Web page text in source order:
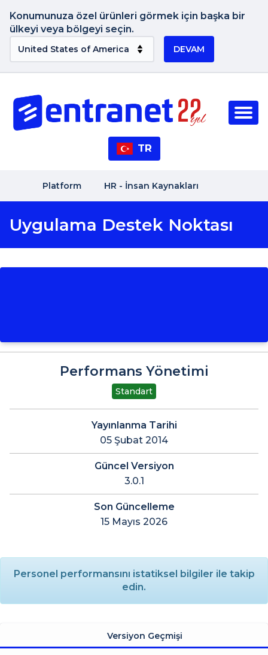
Konumunuza özel ürünleri görmek için başka bir
ülkeyi veya bölgeyi seçin.
DEVAM
TR
Platform HR - İnsan Kaynakları
Uygulama Destek Noktası
Performans Yönetimi
Standart
Yayınlanma Tarihi
05 Şubat 2014
Güncel Versiyon
3.0.1
Son Güncelleme
15 Mayıs 2026
Personel performansını istatiksel bilgiler ile takip
edin.
Versiyon Geçmişi